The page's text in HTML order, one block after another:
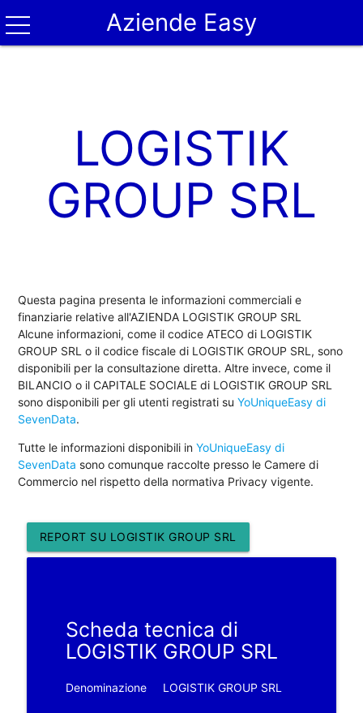
Aziende Easy
LOGISTIK
GROUP SRL
Questa pagina presenta le informazioni commerciali e
finanziarie relative all'AZIENDA LOGISTIK GROUP SRL
Alcune informazioni, come il codice ATECO di LOGISTIK
GROUP SRL o il codice fiscale di LOGISTIK GROUP SRL, sono
disponibili per la consultazione diretta. Altre invece, come il
BILANCIO o il CAPITALE SOCIALE di LOGISTIK GROUP SRL
sono disponibili per gli utenti registrati suYoUniqueEasy di
SevenData.
Tutte le informazioni disponibili inYoUniqueEasy di
SevenData sono comunque raccolte presso le Camere di
Commercio nel rispetto della normativa Privacy vigente.
REPORT SU LOGISTIK GROUP SRL
Scheda tecnica di
LOGISTIK GROUP SRL
Denominazione LOGISTIK GROUP SRL